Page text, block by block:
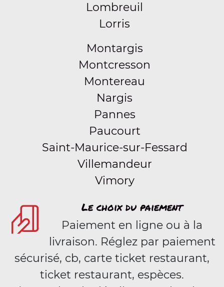
Lombreuil
Lorris
Montargis
Montcresson
Montereau
Nargis
Pannes
Paucourt
Saint-Maurice-sur-Fessard
Villemandeur
Vimory
Le choix du paiement
Paiement en ligne ou à la
livraison. Réglez par paiement
sécurisé, cb, carte ticket restaurant,
ticket restaurant, espèces.